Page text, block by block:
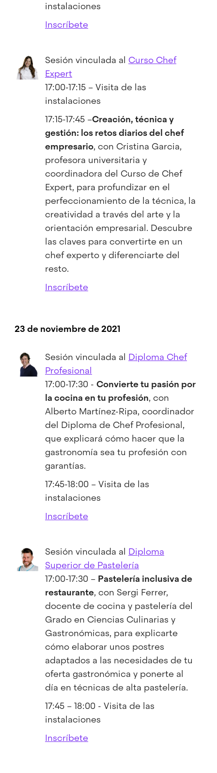
instalaciones
Inscríbete
Sesión vinculada al Curso Chef
Expert
17:00-17:15 – Visita de las
instalaciones
17:15-17:45 –Creación, técnica y
gestión: los retos diarios del chef
empresario, con Cristina Garcia,
profesora universitaria y
coordinadora del Curso de Chef
Expert, para profundizar en el
perfeccionamiento de la técnica, la
creatividad a través del arte y la
orientación empresarial. Descubre
las claves para convertirte en un
chef experto y diferenciarte del
resto.
Inscríbete
23 de noviembre de 2021
Sesión vinculada al Diploma Chef
Profesional
17:00-17:30 - Convierte tu pasión por
la cocina en tu profesión, con
Alberto Martínez-Ripa, coordinador
del Diploma de Chef Profesional,
que explicará cómo hacer que la
gastronomía sea tu profesión con
garantías.
17:45-18:00 – Visita de las
instalaciones
Inscríbete
Sesión vinculada al Diploma
Superior de Pastelería
17:00-17:30 – Pastelería inclusiva de
restaurante, con Sergi Ferrer,
docente de cocina y pastelería del
Grado en Ciencias Culinarias y
Gastronómicas, para explicarte
cómo elaborar unos postres
adaptados a las necesidades de tu
oferta gastronómica y ponerte al
día en técnicas de alta pastelería.
17:45 – 18:00 - Visita de las
instalaciones
Inscríbete